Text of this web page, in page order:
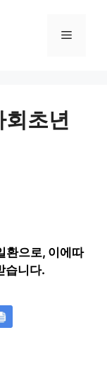
메
초년
환으로, 이에따
습니다.